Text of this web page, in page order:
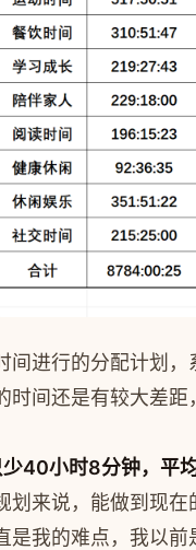
间进行的分配计划
间还是有较大差
40小时8分钟，平
划来说，能做到现
是我的难点，我以